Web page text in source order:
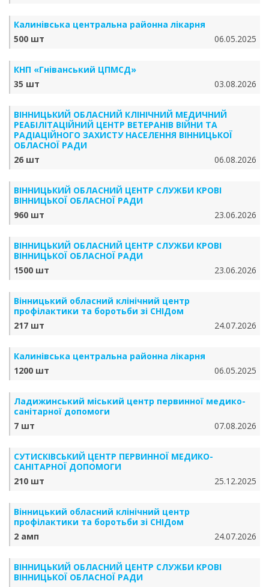
Калинівська центральна районна лікарня
500 шт
06.05.2025
КНП «Гніванський ЦПМСД»
35 шт
03.08.2026
ВІННИЦЬКИЙ ОБЛАСНИЙ КЛІНІЧНИЙ МЕДИЧНИЙ
РЕАБІЛІТАЦІЙНИЙ ЦЕНТР ВЕТЕРАНІВ ВІЙНИ ТА
РАДІАЦІЙНОГО ЗАХИСТУ НАСЕЛЕННЯ ВІННИЦЬКОЇ
ОБЛАСНОЇ РАДИ
26 шт
06.08.2026
ВІННИЦЬКИЙ ОБЛАСНИЙ ЦЕНТР СЛУЖБИ КРОВІ
ВІННИЦЬКОЇ ОБЛАСНОЇ РАДИ
960 шт
23.06.2026
ВІННИЦЬКИЙ ОБЛАСНИЙ ЦЕНТР СЛУЖБИ КРОВІ
ВІННИЦЬКОЇ ОБЛАСНОЇ РАДИ
1500 шт
23.06.2026
Вінницький обласний клінічний центр
профілактики та боротьби зі СНІДом
217 шт
24.07.2026
Калинівська центральна районна лікарня
1200 шт
06.05.2025
Ладижинський міський центр первинної медико-
санітарної допомоги
7 шт
07.08.2026
СУТИСКІВСЬКИЙ ЦЕНТР ПЕРВИННОЇ МЕДИКО-
САНІТАРНОЇ ДОПОМОГИ
210 шт
25.12.2025
Вінницький обласний клінічний центр
профілактики та боротьби зі СНІДом
2 амп
24.07.2026
ВІННИЦЬКИЙ ОБЛАСНИЙ ЦЕНТР СЛУЖБИ КРОВІ
ВІННИЦЬКОЇ ОБЛАСНОЇ РАДИ